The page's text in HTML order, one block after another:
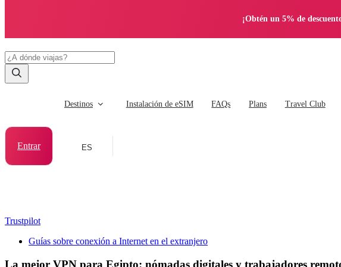
¡Obtén un 5% de
Destinos Instalación de eSIM FAQs Plans Travel Club
Entrar ES
Trustpilot
Guías sobre conexión a Internet en el extranjero
La mejor VPN para Egipto: nómadas digitales y trabajadores